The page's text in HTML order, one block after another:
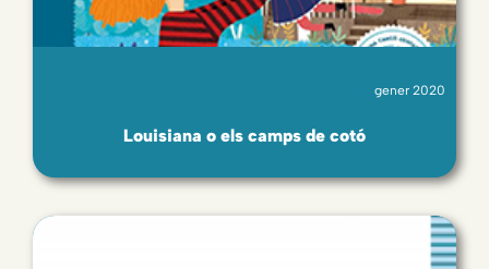
gener 2020
Louisiana o els camps de cotó